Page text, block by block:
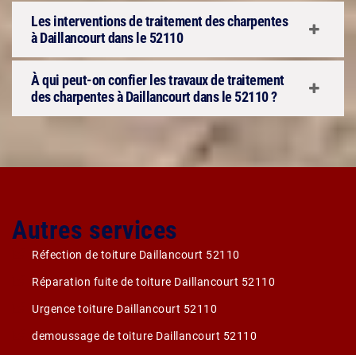
Les interventions de traitement des charpentes
à Daillancourt dans le 52110
À qui peut-on confier les travaux de traitement
des charpentes à Daillancourt dans le 52110 ?
Autres services
Réfection de toiture Daillancourt 52110
Réparation fuite de toiture Daillancourt 52110
Urgence toiture Daillancourt 52110
demoussage de toiture Daillancourt 52110